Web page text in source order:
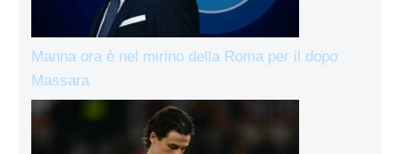
Manna ora è nel mirino della Roma per il dopo
Massara